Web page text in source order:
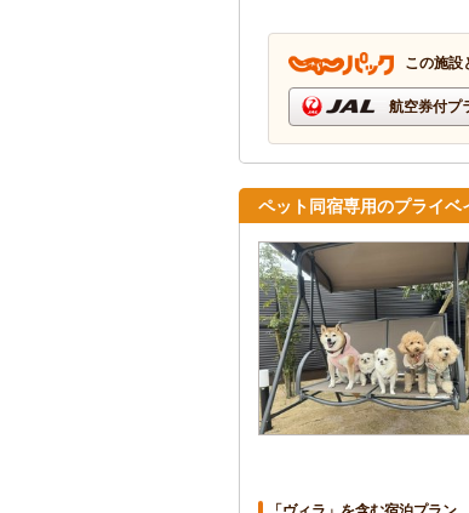
この施設
航空券付プ
ペット同宿専用のプライ